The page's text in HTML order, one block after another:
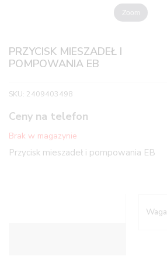
Zoom
PRZYCISK MIESZADEŁ I
POMPOWANIA EB
SKU: 2409403498
Ceny na telefon
Brak w magazynie
Przycisk mieszadeł i pompowania EB
Waga